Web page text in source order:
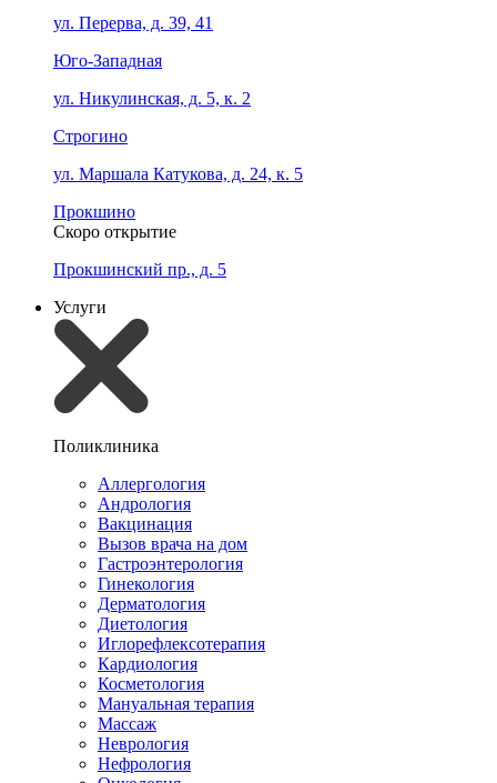
ул. Перерва, д. 39, 41
Юго-Западная
ул. Никулинская, д. 5, к. 2
Строгино
ул. Маршала Катукова, д. 24, к. 5
Прокшино
Скоро открытие
Прокшинский пр., д. 5
Услуги
Поликлиника
Аллергология
Андрология
Вакцинация
Вызов врача на дом
Гастроэнтерология
Гинекология
Дерматология
Диетология
Иглорефлексотерапия
Кардиология
Косметология
Мануальная терапия
Массаж
Неврология
Нефрология